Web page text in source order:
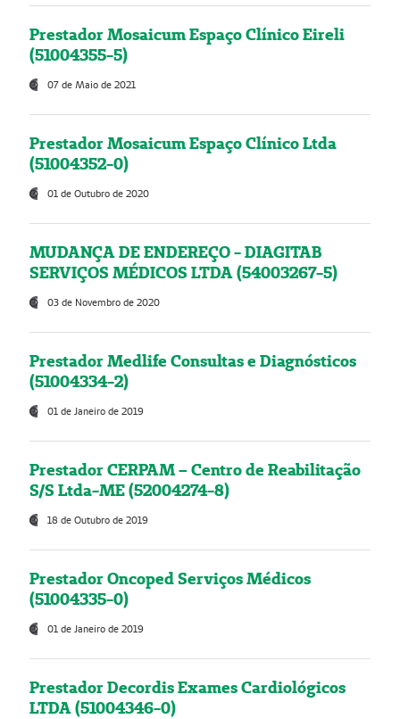
Prestador Mosaicum Espaço Clínico Eireli
(51004355-5)
07 de Maio de 2021
Prestador Mosaicum Espaço Clínico Ltda
(51004352-0)
01 de Outubro de 2020
MUDANÇA DE ENDEREÇO - DIAGITAB
SERVIÇOS MÉDICOS LTDA (54003267-5)
03 de Novembro de 2020
Prestador Medlife Consultas e Diagnósticos
(51004334-2)
01 de Janeiro de 2019
Prestador CERPAM – Centro de Reabilitação
S/S Ltda-ME (52004274-8)
18 de Outubro de 2019
Prestador Oncoped Serviços Médicos
(51004335-0)
01 de Janeiro de 2019
Prestador Decordis Exames Cardiológicos
LTDA (51004346-0)